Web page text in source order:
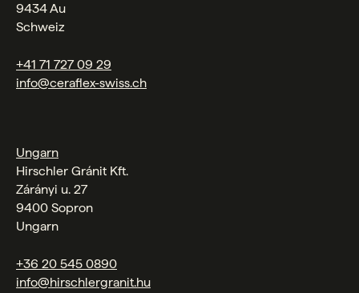
9434 Au
Schweiz
+41 71 727 09 29
info@ceraflex-swiss.ch
Ungarn
Hirschler Gránit Kft.
Zárányi u. 27
9400 Sopron
Ungarn
+36 20 545 0890
info@hirschlergranit.hu